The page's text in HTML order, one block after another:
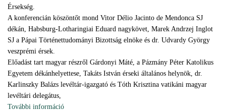
Érsekség.
A konferencián köszöntőt mond Vitor Délio Jacinto de Mendonca SJ
dékán, Habsburg-Lotharingiai Eduard nagykövet, Marek Andrzej Inglot
SJ a Pápai Történettudományi Bizottság elnöke és dr. Udvardy György
veszprémi érsek.
Előadást tart magyar részről Gárdonyi Máté, a Pázmány Péter Katolikus
Egyetem dékánhelyettese, Takáts István érseki általános helynök, dr.
Karlinszky Balázs levéltár-igazgató és Tóth Krisztina vatikáni magyar
levéltári delegátus,
További információ